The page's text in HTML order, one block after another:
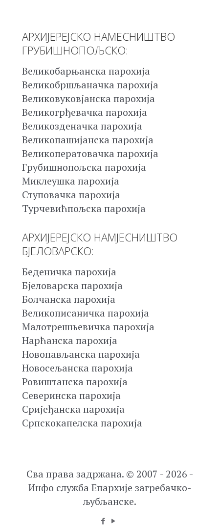
АРХИЈЕРЕЈСКО НАМЕСНИШТВО
ГРУБИШНОПОЉСКО:
Великобарњанска парохија
Великобршљаначка парохија
Великовуковјанска парохија
Великогрђевачка парохија
Великозденачка парохија
Великопашијанска парохија
Великоператовачка парохија
Грубишнопољска парохија
Миклеушка парохија
Ступовачка парохија
Турчевићпољска парохија
АРХИЈЕРЕЈСКО НАМЈЕСНИШТВО
БЈЕЛОВАРСКО:
Беденичка парохија
Бјеловарска парохија
Болчанска парохија
Великописаничка парохија
Малотрешњевичка парохија
Нарћанска парохија
Новопављанска парохија
Новосељанска парохија
Ровиштанска парохија
Северинска парохија
Сријеђанска парохија
Српскокапелска парохија
Сва права задржана. © 2007 - 2026 -
Инфо служба Епархије загребачко-
љубљанске.